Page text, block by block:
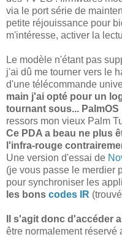
via le port série de
petite réjouissance pour
m'intéresse, activer la
Le modèle n'étant pas
j'ai dû me tourner vers le
d'une télécommande
main j'ai opté pour un
tournant sous... PalmOS
ressors mon vieux Palm
Ce PDA a beau ne plus
l'infra-rouge
Une version d'essai de
(je vous passe le merdier
pour synchroniser les
les bons codes IR
Il s'agit donc d'accéder
être normalement réservé